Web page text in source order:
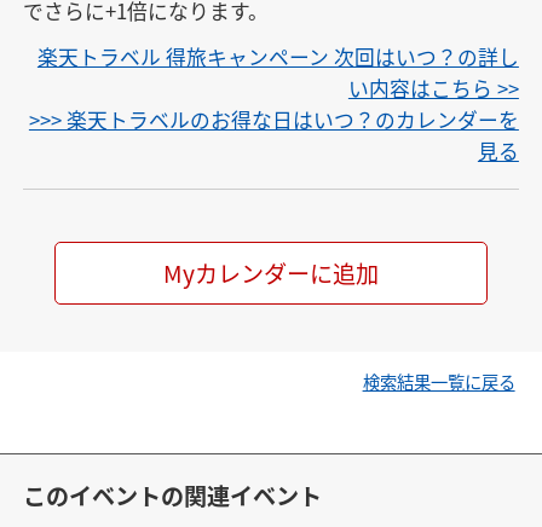
でさらに+1倍になります。
楽天トラベル 得旅キャンペーン 次回はいつ？の詳し
い内容はこちら >>
>>> 楽天トラベルのお得な日はいつ？のカレンダーを
見る
Myカレンダーに追加
検索結果一覧に戻る
このイベントの関連イベント